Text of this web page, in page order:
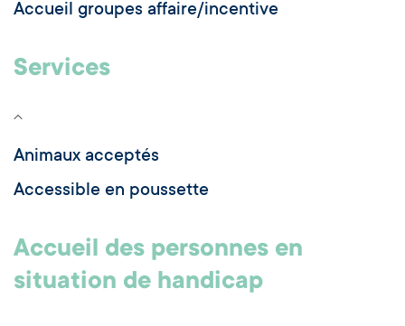
Accueil groupes affaire/incentive
Services
Animaux acceptés
Accessible en poussette
Accueil des personnes en
situation de handicap